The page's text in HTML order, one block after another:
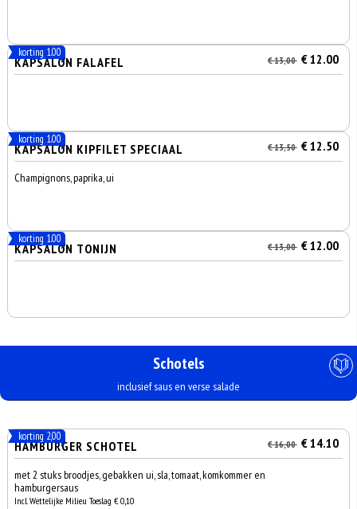
korting 1.00
KAPSALON FALAFEL € 13,00 € 12.00
korting 1.00
KAPSALON KIPFILET SPECIAAL € 13,50 € 12.50
Champignons, paprika, ui
korting 1.00
KAPSALON TONIJN € 13,00 € 12.00
Schotels
inclusief saus en verse salade
korting 2,00
HAMBURGER SCHOTEL € 16,00 € 14.10
met 2 stuks broodjes, gebakken ui, sla, tomaat, komkommer en
hamburgersaus
Incl. Wettelijke Milieu Toeslag € 0,10